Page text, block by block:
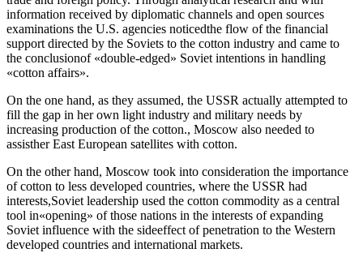
information received by diplomatic channels and open sources
examinations the U.S. agencies noticedthe flow of the financial
support directed by the Soviets to the cotton industry and came to
the conclusionof «double-edged» Soviet intentions in handling
«cotton affairs».
On the one hand, as they assumed, the USSR actually attempted to
fill the gap in her own light industry and military needs by
increasing production of the cotton., Moscow also needed to
assisther East European satellites with cotton.
On the other hand, Moscow took into consideration the importance
of cotton to less developed countries, where the USSR had
interests,Soviet leadership used the cotton commodity as a central
tool in«opening» of those nations in the interests of expanding
Soviet influence with the sideeffect of penetration to the Western
developed countries and international markets.